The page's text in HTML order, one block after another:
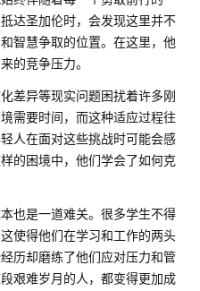
达圣加伦时，会发现这里并不
智慧争取的位置。在这里，他
的竞争压力。
差异等现实问题困扰着许多刚
需要时间，而这种适应过程往
人在面对这些挑战时可能会感
的困境中，他们学会了如何克
也是一道难关。很多学生不得
使得他们在学习和工作的两头
历却磨练了他们应对压力和管
艰难岁月的人，都变得更加成